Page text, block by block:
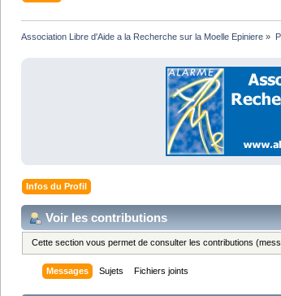
Association Libre d'Aide a la Recherche sur la Moelle Epiniere »
Infos du Profil
Voir les contributions
Cette section vous permet de consulter les contributions
Messages Sujets Fichiers joints